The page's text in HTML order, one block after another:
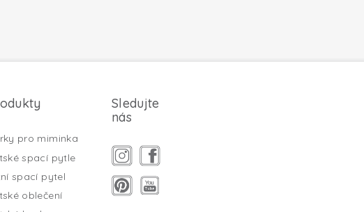
pro miminka
spací pytle
spací pytel
oblečení
Sledujte
nás